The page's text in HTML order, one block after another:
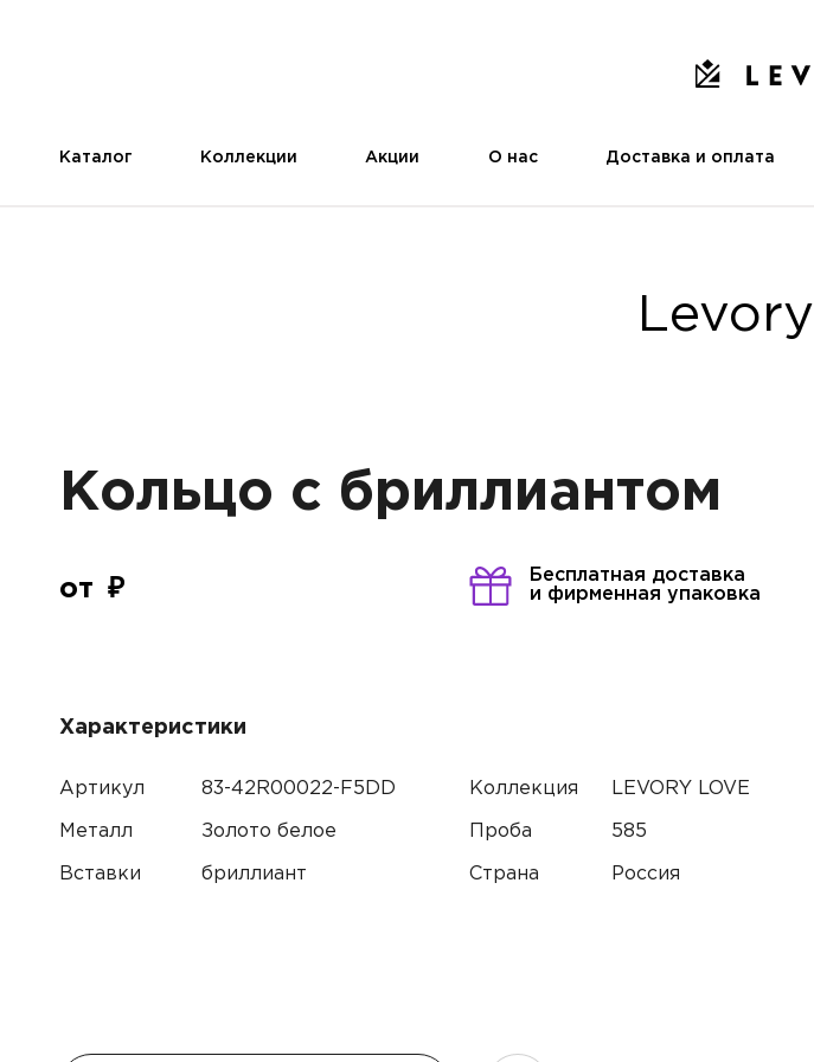
Каталог Коллекции Акции О нас Доставка и оплата
Levory
Кольцо с бриллиантом
от
Бесплатная доставка
и фирменная упаковка
Характеристики
Артикул 83-42R00022-F5DD Коллекция LEVORY LOVE
Металл Золото белое Проба 585
Вставки бриллиант Страна Россия